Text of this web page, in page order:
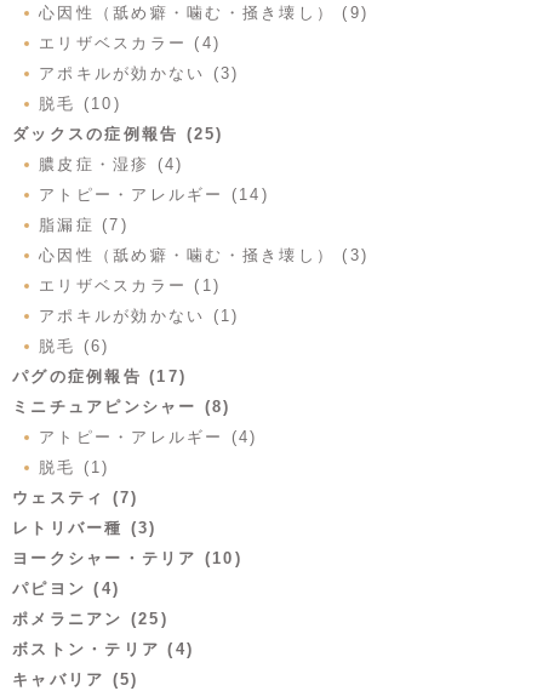
心因性（舐め癖・噛む・掻き壊し） (9)
エリザベスカラー (4)
アポキルが効かない (3)
脱毛 (10)
ダックスの症例報告 (25)
膿皮症・湿疹 (4)
アトピー・アレルギー (14)
脂漏症 (7)
心因性（舐め癖・噛む・掻き壊し） (3)
エリザベスカラー (1)
アポキルが効かない (1)
脱毛 (6)
パグの症例報告 (17)
ミニチュアピンシャー (8)
アトピー・アレルギー (4)
脱毛 (1)
ウェスティ (7)
レトリバー種 (3)
ヨークシャー・テリア (10)
パピヨン (4)
ポメラニアン (25)
ボストン・テリア (4)
キャバリア (5)